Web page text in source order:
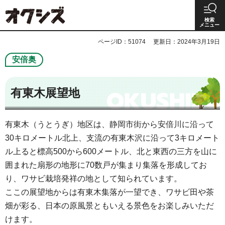
検索
メニュー
ページID：51074 更新日：2024年3月19日
安倍奥
有東木展望地
有東木（うとうぎ）地区は、静岡市街から安倍川に沿って
30キロメートル北上、支流の有東木沢に沿って3キロメート
ル上ると標高500から600メートル、北と東西の三方を山に
囲まれた扇形の地形に70数戸が集まり集落を形成してお
り、ワサビ栽培発祥の地として知られています。
ここの展望地からは有東木集落が一望でき、ワサビ田や茶
畑が彩る、日本の原風景ともいえる景色をお楽しみいただ
けます。